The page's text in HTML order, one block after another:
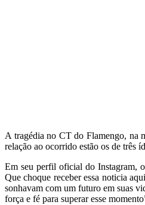
A tragédia no CT do Flamengo, na
relação ao ocorrido estão os de três
Em seu perfil oficial do Instagram,
Que choque receber essa noticia
sonhavam com um futuro em suas
força e fé para superar esse